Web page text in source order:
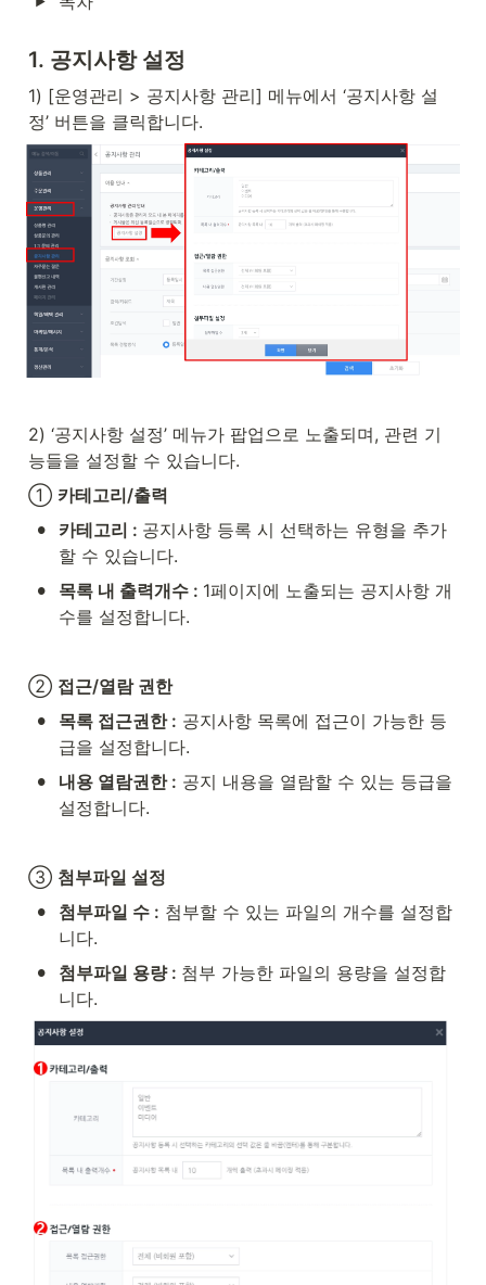
1. 공지사항 설정
1) [운영관리 > 공지사항 관리] 메뉴에서 ‘공지사항 설
정’ 버튼을 클릭합니다.
2) ‘공지사항 설정’ 메뉴가 팝업으로 노출되며, 관련 기
능들을 설정할 수 있습니다.
① 카테고리/출력
• 카테고리 : 공지사항 등록 시 선택하는 유형을 추가
할 수 있습니다.
• 목록 내 출력개수 : 1페이지에 노출되는 공지사항 개
수를 설정합니다.
② 접근/열람 권한
• 목록 접근권한 : 공지사항 목록에 접근이 가능한 등
급을 설정합니다.
• 내용 열람권한 : 공지 내용을 열람할 수 있는 등급을
설정합니다.
③ 첨부파일 설정
• 첨부파일 수 : 첨부할 수 있는 파일의 개수를 설정합
니다.
• 첨부파일 용량 : 첨부 가능한 파일의 용량을 설정합
니다.